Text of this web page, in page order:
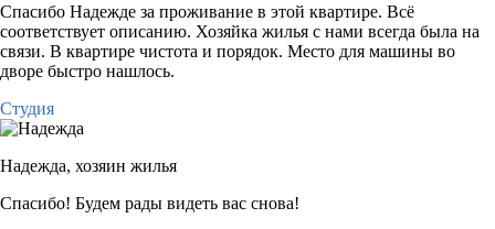
Спасибо Надежде за проживание в этой квартире. Всё
соответствует описанию. Хозяйка жилья с нами всегда была на
связи. В квартире чистота и порядок. Место для машины во
дворе быстро нашлось.
Студия
Надежда, хозяин жилья
Спасибо! Будем рады видеть вас снова!